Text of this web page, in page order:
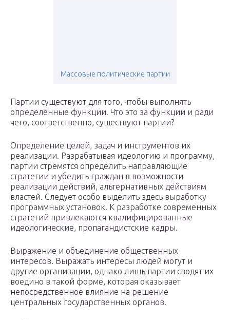
Массовые политические партии
Партии существуют для того, чтобы выполнять
определённые функции. Что это за функции и ради
чего, соответственно, существуют партии?
Определение целей, задач и инструментов их
реализации. Разрабатывая идеологию и программу,
партии стремятся определить направляющие
стратегии и убедить граждан в возможности
реализации действий, альтернативных действиям
властей. Следует особо выделить здесь выработку
программных установок. К разработке современных
стратегий привлекаются квалифицированные
идеологические, пропагандистские кадры.
Выражение и объединение общественных
интересов. Выражать интересы людей могут и
другие организации, однако лишь партии сводят их
воедино в такой форме, которая оказывает
непосредственное влияние на решение
центральных государственных органов.